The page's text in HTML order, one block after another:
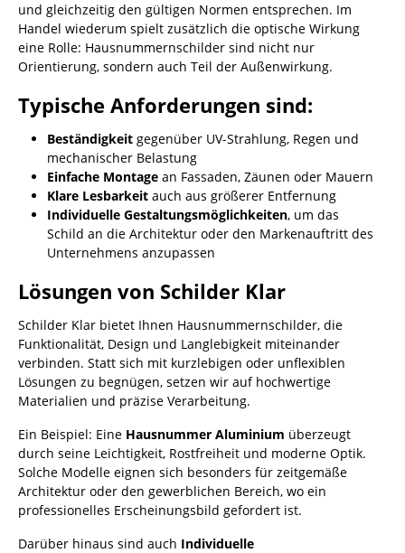
und gleichzeitig den gültigen Normen entsprechen. Im
Handel wiederum spielt zusätzlich die optische Wirkung
eine Rolle: Hausnummernschilder sind nicht nur
Orientierung, sondern auch Teil der Außenwirkung.
Typische Anforderungen sind:
Beständigkeit gegenüber UV-Strahlung, Regen und
mechanischer Belastung
Einfache Montage an Fassaden, Zäunen oder Mauern
Klare Lesbarkeit auch aus größerer Entfernung
Individuelle Gestaltungsmöglichkeiten, um das
Schild an die Architektur oder den Markenauftritt des
Unternehmens anzupassen
Lösungen von Schilder Klar
Schilder Klar bietet Ihnen Hausnummernschilder, die
Funktionalität, Design und Langlebigkeit miteinander
verbinden. Statt sich mit kurzlebigen oder unflexiblen
Lösungen zu begnügen, setzen wir auf hochwertige
Materialien und präzise Verarbeitung.
Ein Beispiel: Eine Hausnummer Aluminium überzeugt
durch seine Leichtigkeit, Rostfreiheit und moderne Optik.
Solche Modelle eignen sich besonders für zeitgemäße
Architektur oder den gewerblichen Bereich, wo ein
professionelles Erscheinungsbild gefordert ist.
Darüber hinaus sind auch Individuelle